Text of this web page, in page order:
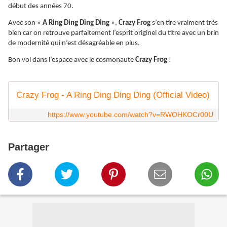
début des années 70.
Avec son « A Ring Ding Ding Ding », Crazy Frog s’en tire vraiment très
bien car on retrouve parfaitement l’esprit originel du titre avec un brin
de modernité qui n’est désagréable en plus.
Bon vol dans l’espace avec le cosmonaute Crazy Frog !
Crazy Frog - A Ring Ding Ding Ding (Official Video)
https://www.youtube.com/watch?v=RWOHKOCr00U
Partager